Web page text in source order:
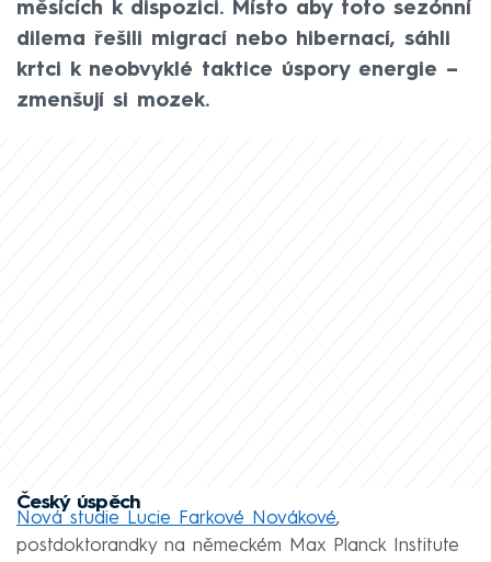
měsících k dispozici. Místo aby toto sezónní
dilema řešili migrací nebo hibernací, sáhli
krtci k neobvyklé taktice úspory energie –
zmenšují si mozek.
Český úspěch
Nová studie Lucie Farkové Novákové,
postdoktorandky na německém Max Planck Institute